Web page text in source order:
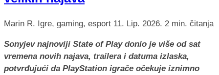
Marin R. Igre, gaming, esport 11. Lip. 2026. 2 min. čitanja
Sonyjev najnoviji State of Play donio je više od sat
vremena novih najava, trailera i datuma izlaska,
potvrđujući da PlayStation igrače očekuje iznimno